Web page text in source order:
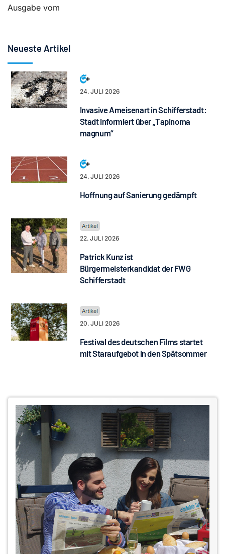
Ausgabe vom
Neueste Artikel
24. JULI 2026
Invasive Ameisenart in Schifferstadt:
Stadt informiert über „Tapinoma
magnum“
24. JULI 2026
Hoffnung auf Sanierung gedämpft
22. JULI 2026
Patrick Kunz ist
Bürgermeisterkandidat der FWG
Schifferstadt
20. JULI 2026
Festival des deutschen Films startet
mit Staraufgebot in den Spätsommer